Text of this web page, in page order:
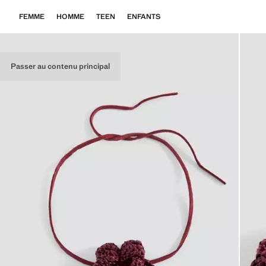
Passer au contenu principal
FEMME HOMME TEEN ENFANTS